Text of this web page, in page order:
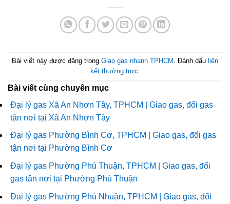
Bài viết này được đăng trong Giao gas nhanh TPHCM . Đánh dấu liên
kết thường trực.
Bài viết cùng chuyên mục
Đại lý gas Xã An Nhơn Tây, TPHCM | Giao gas, đổi gas
tận nơi tại Xã An Nhơn Tây
Đại lý gas Phường Bình Cơ, TPHCM | Giao gas, đổi gas
tận nơi tại Phường Bình Cơ
Đại lý gas Phường Phú Thuận, TPHCM | Giao gas, đổi
gas tận nơi tại Phường Phú Thuận
Đại lý gas Phường Phú Nhuận, TPHCM | Giao gas, đổi